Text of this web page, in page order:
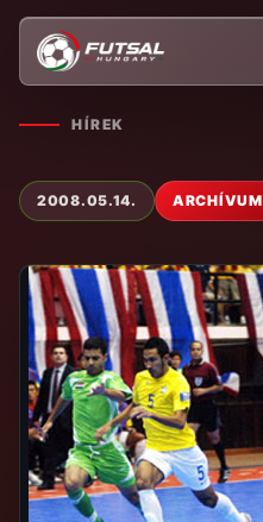
HÍREK
2008.05.14. ARCHÍVUM